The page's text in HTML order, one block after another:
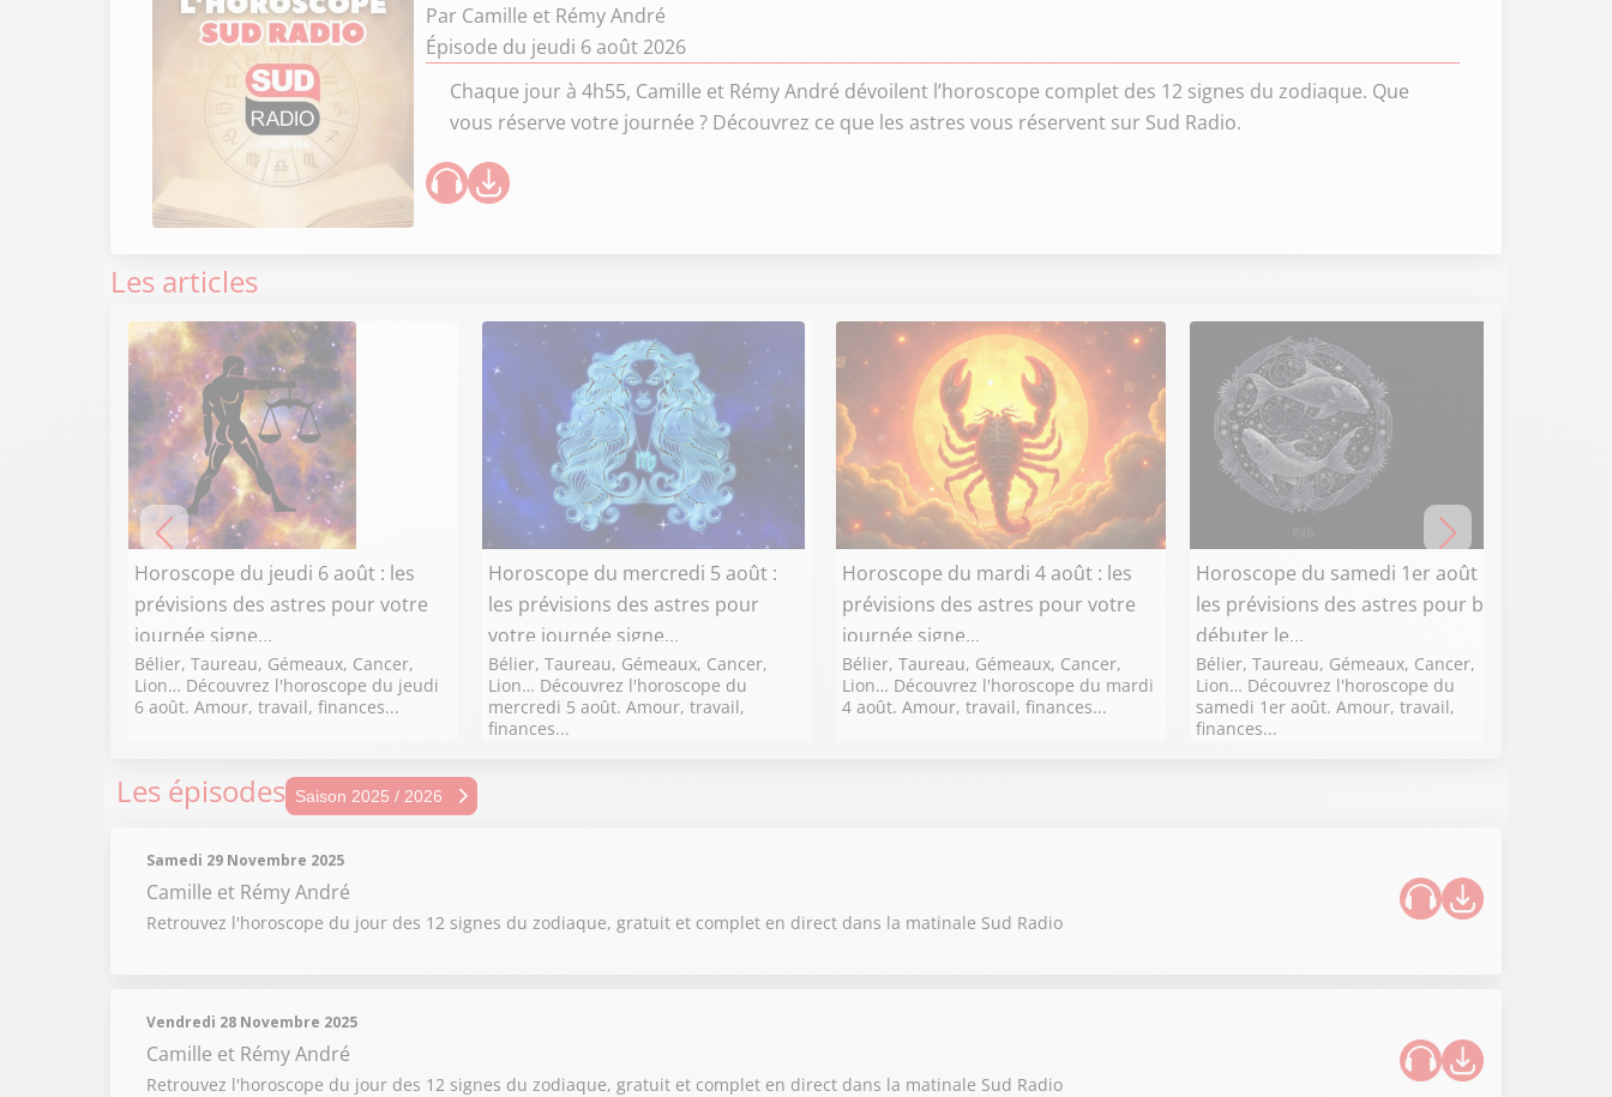
Par Camille et Rémy André
Épisode du jeudi 6 août 2026
Chaque jour à 4h55, Camille et Rémy André dévoilent l’horoscope complet des 12 signes du zodiaque. Que
vous réserve votre journée ? Découvrez ce que les astres vous réservent sur Sud Radio.
Les articles
Horoscope du jeudi 6 août : les
prévisions des astres pour votre
journée signe...
Bélier, Taureau, Gémeaux, Cancer,
Lion… Découvrez l'horoscope du jeudi
6 août. Amour, travail, finances...
Horoscope du mercredi 5 août :
les prévisions des astres pour
votre journée signe...
Bélier, Taureau, Gémeaux, Cancer,
Lion… Découvrez l'horoscope du
mercredi 5 août. Amour, travail,
finances...
Horoscope du mardi 4 août : les
prévisions des astres pour votre
journée signe...
Bélier, Taureau, Gémeaux, Cancer,
Lion… Découvrez l'horoscope du mardi
4 août. Amour, travail, finances...
Horoscope du samedi 1er août :
les prévisions des astres pour bien
débuter le...
Bélier, Taureau, Gémeaux, Cancer,
Lion… Découvrez l'horoscope du
samedi 1er août. Amour, travail,
finances...
Les épisodes Saison 2025 / 2026
Saison 2022 / 2023
Samedi 29 Novembre 2025
Camille et Rémy André
Retrouvez l'horoscope du jour des 12 signes du zodiaque, gratuit et complet en direct dans la matinale Sud Radio
Vendredi 28 Novembre 2025
Camille et Rémy André
Retrouvez l'horoscope du jour des 12 signes du zodiaque, gratuit et complet en direct dans la matinale Sud Radio